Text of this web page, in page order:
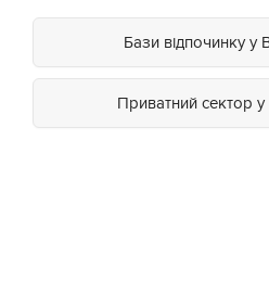
Бази відпочинку у
Приватний сектор